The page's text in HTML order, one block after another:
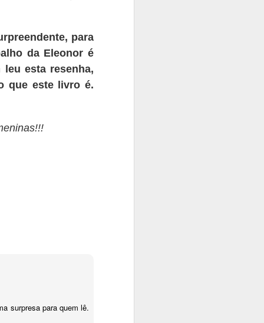
para
da Eleonor é
esta resenha,
que este livro é.
surpresa para quem lê.